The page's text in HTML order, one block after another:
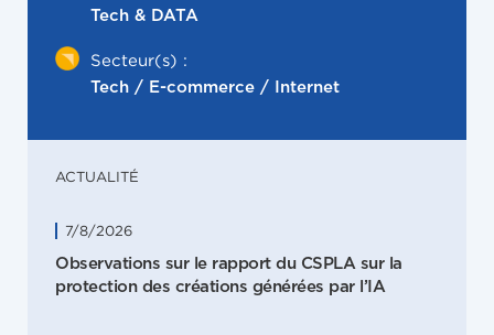
Tech & DATA
Secteur(s) :
Tech / E-commerce / Internet
ACTUALITÉ
7/8/2026
Observations sur le rapport du CSPLA sur la
protection des créations générées par l’IA